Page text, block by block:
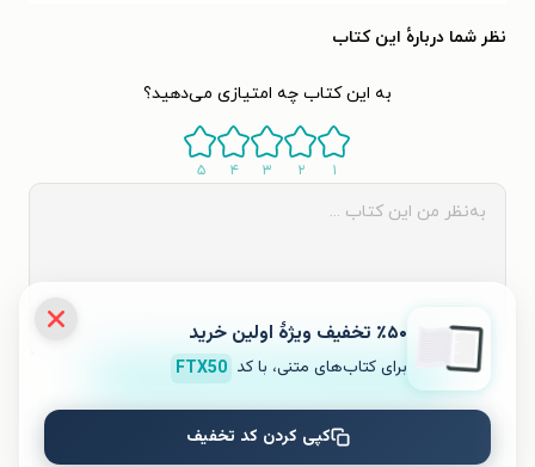
نظر شما دربارهٔ این کتاب
به این کتاب چه امتیازی می‌دهید؟
۱ ۲ ۳ ۴ ۵
ثبت نظر
نظری برای کتاب ثبت نشده است.
٪۵۰ تخفیف ویژۀ اولین خرید
برای کتاب‌های متنی، با کد FTX50
کپی کردن کد تخفیف